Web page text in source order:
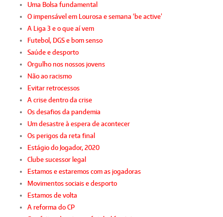
Uma Bolsa fundamental
O impensável em Lourosa e semana ‘be active’
A Liga 3 e o que aí vem
Futebol, DGS e bom senso
Saúde e desporto
Orgulho nos nossos jovens
Não ao racismo
Evitar retrocessos
A crise dentro da crise
Os desafios da pandemia
Um desastre à espera de acontecer
Os perigos da reta final
Estágio do Jogador, 2020
Clube sucessor legal
Estamos e estaremos com as jogadoras
Movimentos sociais e desporto
Estamos de volta
A reforma do CP